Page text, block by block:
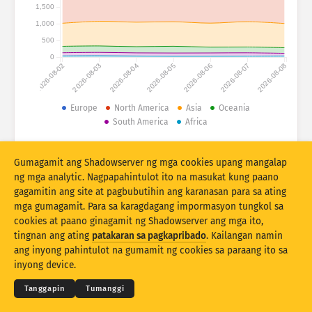
Mga istatistika ng atake: Mga Device
Mga bansa
Set ng datos
Limitasyon
Mga resulta ng automatically update
I-update I-reset
I-download bilang PNG
2026-08-02 2026-08-03 2026-08-04 2026-08-05 2026-08-06 2026-08-07 2026-08-08
0
500
1,000
1,500
Europe North America Asia
Oceania
South America
Africa
© 2026THE SHADOWSERVER FOUNDATION
Pagkapribaduhan at Mga Tuntunin
Makipag-ugnayan sa amin
Pasasalamat
Gumagamit ang Shadowserver ng mga cookies upang mangalap
ng mga analytic. Nagpapahintulot ito na masukat kung paano
gagamitin ang site at pagbubutihin ang karanasan para sa ating
mga gumagamit. Para sa karagdagang impormasyon tungkol sa
cookies at paano ginagamit ng Shadowserver ang mga ito,
tingnan ang ating patakaran sa pagkapribado. Kailangan namin
ang inyong pahintulot na gumamit ng cookies sa paraang ito sa
inyong device.
Tanggapin Tumanggi